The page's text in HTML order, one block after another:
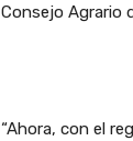
Consejo Agrario
“Ahora, con el